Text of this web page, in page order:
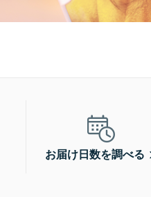
お届け日数を調べる